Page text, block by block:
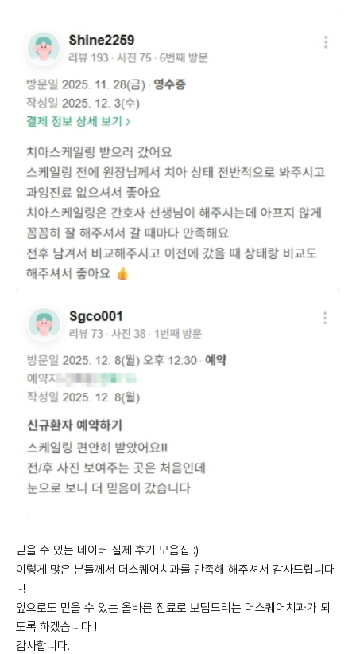
믿을 수 있는 네이버 실제 후기 모음집 :)
이렇게 많은 분들께서 더스퀘어치과를 만족해 해주셔서 감사드립니다
~!
앞으로도 믿을 수 있는 올바른 진료로 보답드리는 더스퀘어치과가 되
도록 하겠습니다 !
감사합니다.